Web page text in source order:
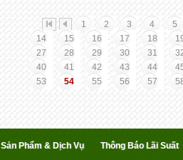
1 2 3 4
5
14
15 16 17 18
27
28 29 30 31
40
41 42 43 44
53
54 55 56 57
Sản Phẩm & Dịch Vụ Thông Báo Lãi Suất